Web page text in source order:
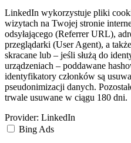
LinkedIn wykorzystuje pliki
wizytach na Twojej stronie
odsyłającego (Referrer URL),
przeglądarki (User Agent), a
skracane lub – jeśli służą do
urządzeniach – poddawane
identyfikatory członków są
pseudonimizacji danych.
trwale usuwane w ciągu 180 dni.
Provider: LinkedIn
Bing Ads